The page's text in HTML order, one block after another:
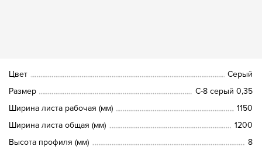
Цвет
Серый
Размер
С-8 серый 0,35
Ширина листа рабочая (мм)
1150
Ширина листа общая (мм)
1200
Высота профиля (мм)
8